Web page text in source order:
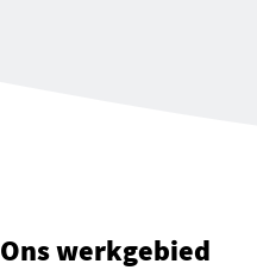
Ons werkgebied